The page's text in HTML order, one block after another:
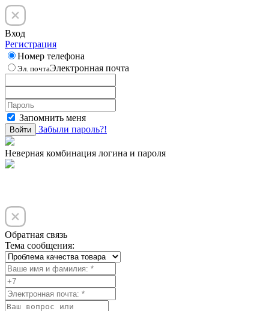
Вход
Регистрация
Номер телефона
Эл. почтаЭлектронная почта
Запомнить меня
Войти Забыли пароль?!
Неверная комбинация логина и пароля
Обратная связь
Тема сообщения: